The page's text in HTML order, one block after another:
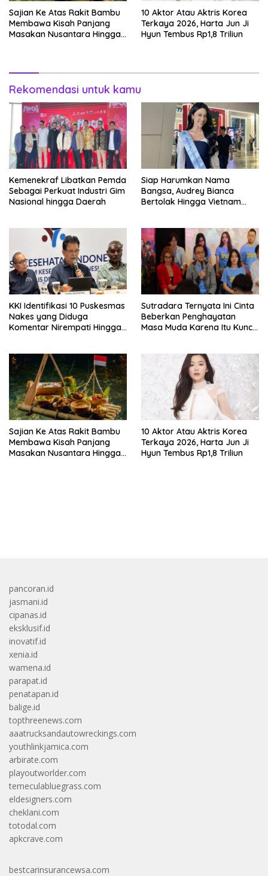
Sajian Ke Atas Rakit Bambu
Membawa Kisah Panjang
Masakan Nusantara Hingga
10 Aktor Atau Aktris Korea
Terkaya 2026, Harta Jun Ji
Hyun Tembus Rp1,8 Triliun
Rekomendasi untuk kamu
Kemenekraf Libatkan Pemda
Sebagai Perkuat Industri Gim
Nasional hingga Daerah
Siap Harumkan Nama
Bangsa, Audrey Bianca
Bertolak Hingga Vietnam
KKI Identifikasi 10 Puskesmas
Nakes yang Diduga
Komentar Nirempati Hingga
Sutradara Ternyata Ini Cinta
Beberkan Penghayatan
Masa Muda Karena Itu Kunci
Sajian Ke Atas Rakit Bambu
Membawa Kisah Panjang
Masakan Nusantara Hingga
10 Aktor Atau Aktris Korea
Terkaya 2026, Harta Jun Ji
Hyun Tembus Rp1,8 Triliun
pancoran.id
jasmani.id
cipanas.id
eksklusif.id
inovatif.id
xenia.id
wamena.id
parapat.id
penatapan.id
balige.id
topthreenews.com
aaatrucksandautowreckings.com
youthlinkjamica.com
arbirate.com
playoutworlder.com
temeculabluegrass.com
eldesigners.com
cheklani.com
totodal.com
apkcrave.com
bestcarinsurancewsa.com